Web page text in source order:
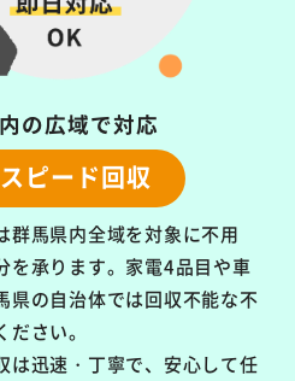
の広域で対応
ピード回収
群馬県内全域を対象に不用
承ります。 家電4品目や車
県の自治体では回収不能な不
さい。
は迅速・丁寧で、安心して任